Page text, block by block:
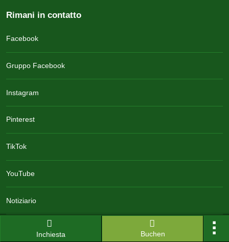
Inchiesta Buchen
Rimani in contatto
Facebook
Gruppo Facebook
Instagram
Pinterest
TikTok
YouTube
Notiziario